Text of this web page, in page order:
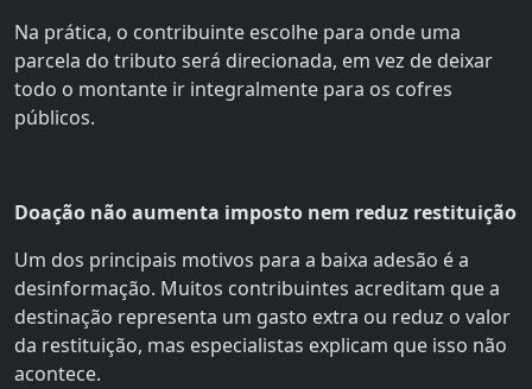
Na prática, o contribuinte escolhe para onde uma
parcela do tributo será direcionada, em vez de deixar
todo o montante ir integralmente para os cofres
públicos.
Doação não aumenta imposto nem reduz restituição
Um dos principais motivos para a baixa adesão é a
desinformação. Muitos contribuintes acreditam que a
destinação representa um gasto extra ou reduz o valor
da restituição, mas especialistas explicam que isso não
acontece.